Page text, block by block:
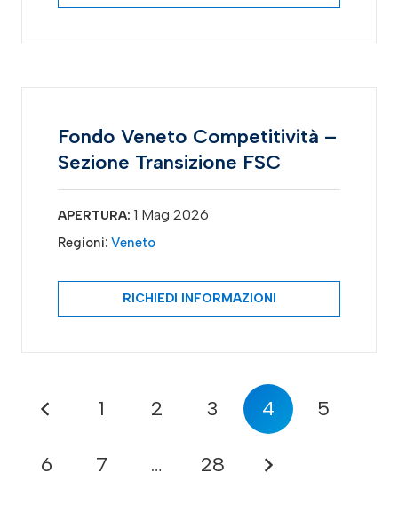
Fondo Veneto Competitività –
Sezione Transizione FSC
APERTURA: 1 Mag 2026
Regioni: Veneto
RICHIEDI INFORMAZIONI
1 2 3 4 5
6 7 … 28